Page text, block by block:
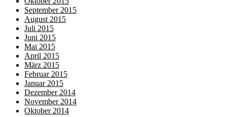
September 2015
August 2015
Juli 2015
Juni 2015
Mai 2015
April 2015
März 2015
Februar 2015
Januar 2015
Dezember 2014
November 2014
Oktober 2014